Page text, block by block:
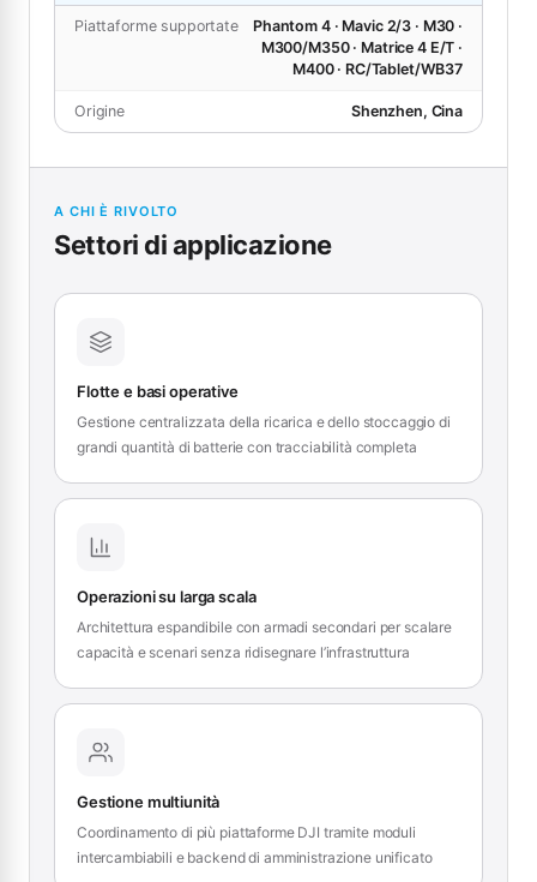
Piattaforme supportate
Phantom 4 · Mavic 2/3 · M30 ·
M300/M350 · Matrice 4 E/T ·
M400 · RC/Tablet/WB37
Origine Shenzhen, Cina
A CHI È RIVOLTO
Settori di applicazione
Flotte e basi operative
Gestione centralizzata della ricarica e dello stoccaggio di
grandi quantità di batterie con tracciabilità completa
Operazioni su larga scala
Architettura espandibile con armadi secondari per scalare
capacità e scenari senza ridisegnare l’infrastruttura
Gestione multiunità
Coordinamento di più piattaforme DJI tramite moduli
intercambiabili e backend di amministrazione unificato